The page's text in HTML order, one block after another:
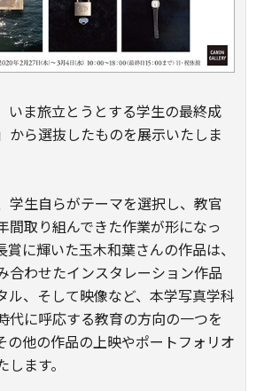
いま旅立とうとする学生の最終成
から選抜したものを展示いたしま
学生自らがテーマを選択し、教官
間取り組んできた作業が形になっ
賞に輝いた玉木和葉さんの作品は、
合わせたインスタレーション作品
ル、そして映像など、本学写真学科
代に呼応する教育の方向の一つを
の他の作品の上映やポートフォリオ
ます。